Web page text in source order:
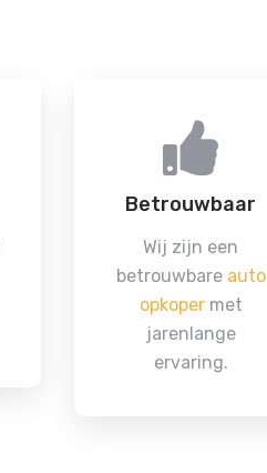
Betrouwbaar
Wij zijn een
betrouwbare auto
opkopermet
jarenlange
ervaring.